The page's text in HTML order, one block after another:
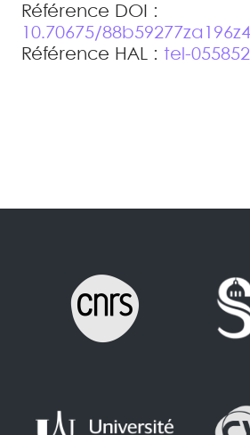
Référence DOI :
10.70675/
Référence HAL : tel-